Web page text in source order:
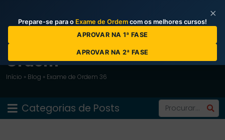
Blog do Curso Prova da
Ordem
Início » Blog » Exame de Ordem 36
Categorias de Posts
×
Prepare-se para o Exame de Ordem com os melhores cursos!
APROVAR NA 1ª FASE
APROVAR NA 2ª FASE